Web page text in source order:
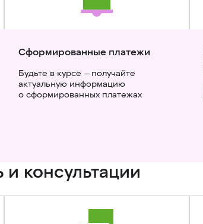
Сформированные платежи
Будьте в курсе — получайте
актуальную информацию
о сформированных платежах
консультации